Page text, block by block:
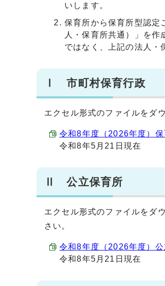
いします。
保育所から保育所型認定
人・保育所共通）」を
ではなく、上記の法人・
Ⅰ 市町村保育行政
エクセル形式のファイルをダ
令和8年度（2026年度）
令和8年5月21日現在
Ⅱ 公立保育所
エクセル形式のファイルをダ
さい。
令和8年度（2026年度）
令和8年5月21日現在